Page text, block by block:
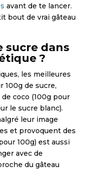
avant de te lancer.
bout de vrai gâteau
sucre dans
?
les meilleures
100g de sucre,
coco (100g pour
le sucre blanc).
leur image
et provoquent des
100g) est aussi
avec de
du gâteau